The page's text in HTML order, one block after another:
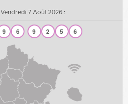
7 Août 2026 :
9 6 9 2 5 6